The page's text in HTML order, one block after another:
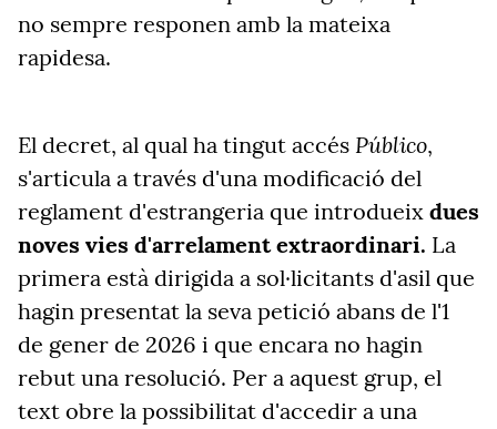
no sempre responen amb la mateixa
rapidesa.
El decret, al qual ha tingut accés Público,
s'articula a través d'una modificació del
reglament d'estrangeria que introdueix dues
noves vies d'arrelament extraordinari. La
primera està dirigida a sol·licitants d'asil que
hagin presentat la seva petició abans de l'1
de gener de 2026 i que encara no hagin
rebut una resolució. Per a aquest grup, el
text obre la possibilitat d'accedir a una